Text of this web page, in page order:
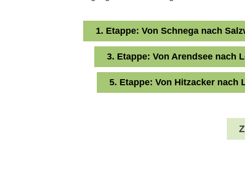
1. Etappe: Von Schnega nach
3. Etappe: Von Arendsee nach
5. Etappe: Von Hitzacker nach